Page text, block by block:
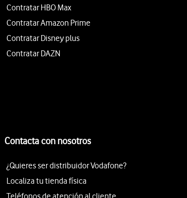
Contratar HBO Max
Contratar Amazon Prime
Contratar Disney plus
Contratar DAZN
Contacta con nosotros
¿Quieres ser distribuidor Vodafone?
Localiza tu tienda física
Teléfonos de atención al cliente